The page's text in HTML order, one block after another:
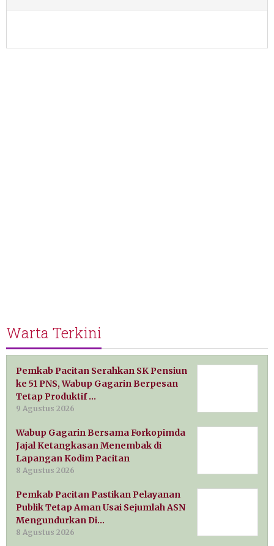
Warta Terkini
Pemkab Pacitan Serahkan SK Pensiun
ke 51 PNS, Wabup Gagarin Berpesan
Tetap Produktif …
9 Agustus 2026
Wabup Gagarin Bersama Forkopimda
Jajal Ketangkasan Menembak di
Lapangan Kodim Pacitan
8 Agustus 2026
Pemkab Pacitan Pastikan Pelayanan
Publik Tetap Aman Usai Sejumlah ASN
Mengundurkan Di…
8 Agustus 2026